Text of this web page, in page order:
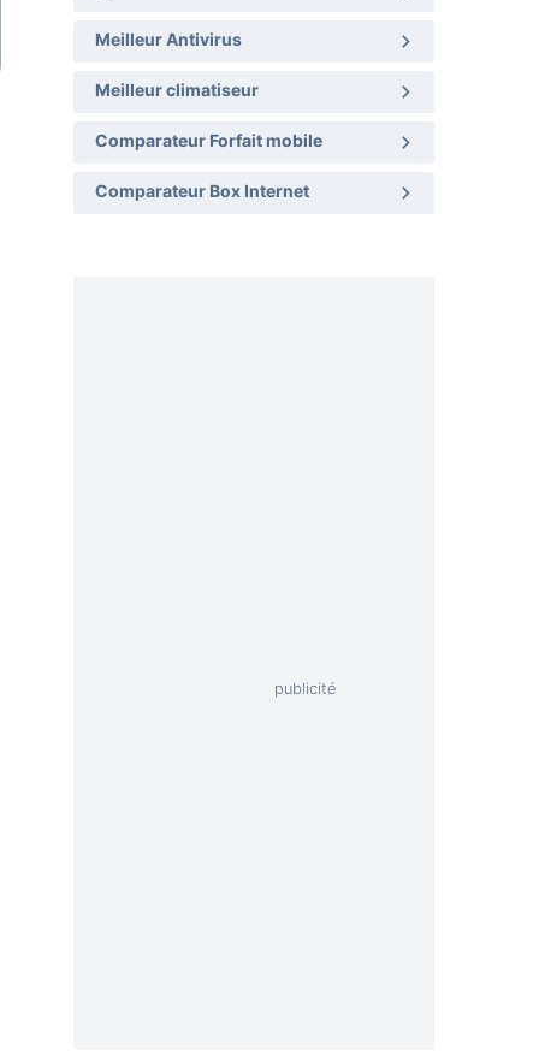
Meilleur Antivirus
Meilleur climatiseur
Comparateur Forfait mobile
Comparateur Box Internet